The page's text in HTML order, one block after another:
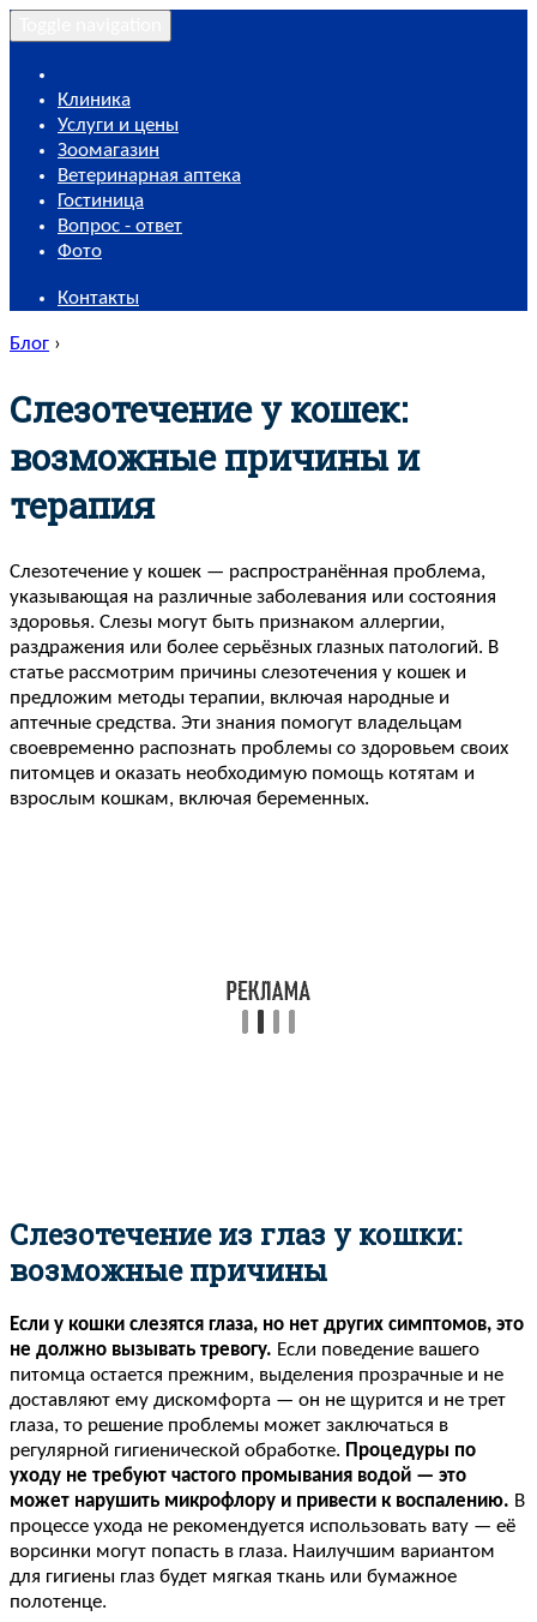
Клиника
Услуги и цены
Зоомагазин
Ветеринарная аптека
Гостиница
Вопрос - ответ
Фото
Контакты
Блог ›
Слезотечение у кошек:
возможные причины и
терапия
Слезотечение у кошек — распространённая проблема,
указывающая на различные заболевания или состояния
здоровья. Слезы могут быть признаком аллергии,
раздражения или более серьёзных глазных патологий. В
статье рассмотрим причины слезотечения у кошек и
предложим методы терапии, включая народные и
аптечные средства. Эти знания помогут владельцам
своевременно распознать проблемы со здоровьем своих
питомцев и оказать необходимую помощь котятам и
взрослым кошкам, включая беременных.
Слезотечение из глаз у кошки:
возможные причины
Если у кошки слезятся глаза, но нет других симптомов, это
не должно вызывать тревогу. Если поведение вашего
питомца остается прежним, выделения прозрачные и не
доставляют ему дискомфорта — он не щурится и не трет
глаза, то решение проблемы может заключаться в
регулярной гигиенической обработке. Процедуры по
уходу не требуют частого промывания водой — это
может нарушить микрофлору и привести к воспалению. В
процессе ухода не рекомендуется использовать вату — её
ворсинки могут попасть в глаза. Наилучшим вариантом
для гигиены глаз будет мягкая ткань или бумажное
полотенце.